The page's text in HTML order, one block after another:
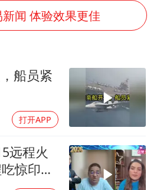
中医：立秋后养心是关键
我国外贸延续良好增长态势
东航：国内客票提前14天免费退改
欧阳娜娜窦靖童好搭
夯实基础开新局
闻 体验效果更佳
船员紧
打开APP
远程火
惊印度